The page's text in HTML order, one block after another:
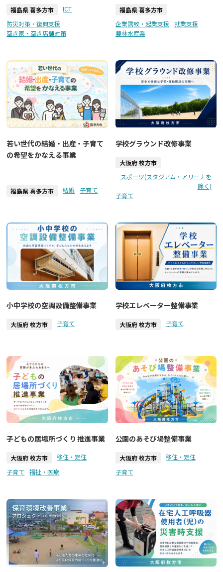
福島県 喜多方市
ICT
防災対策・復興支援
空き家・空き店舗対策
福島県 喜多方市
企業誘致・起業支援
就業支援
農林水産業
若い世代の結婚・出産・子育て
の希望をかなえる事業
福島県 喜多方市 結婚 子育て
学校グラウンド改修事業
大阪府 枚方市
スポーツ(スタジアム・アリーナを
除く)
子育て
小中学校の空調設備整備事業
大阪府 枚方市 子育て
学校エレベーター整備事業
大阪府 枚方市 子育て
子どもの居場所づくり 推進事業
大阪府 枚方市
移住・定住
子育て
福祉・医療
公園のあそび場整備事業
大阪府 枚方市
移住・定住
子育て